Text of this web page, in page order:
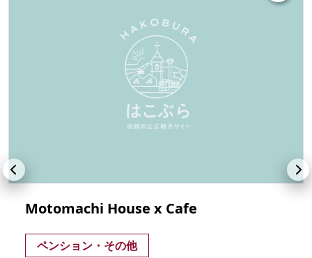
Motomachi House x Cafe
ペンション・その他